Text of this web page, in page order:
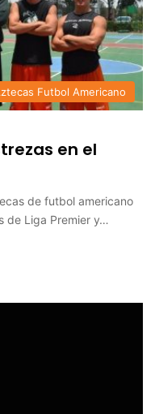
Futbol Americano
en el
de futbol americano
de Liga Premier y…